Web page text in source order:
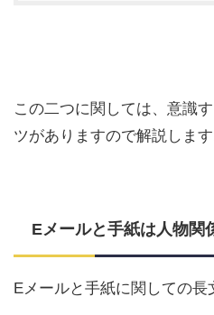
この二つに関しては、意識
ツがありますので解説します
Eメールと手紙は人物関
Eメールと手紙に関しての長